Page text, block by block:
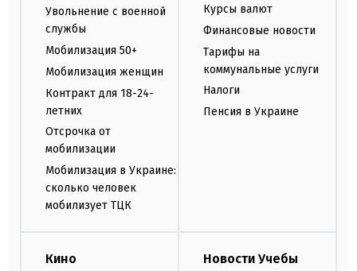
Увольнение с военной
службы
Мобилизация 50+
Мобилизация женщин
Контракт для 18-24-
летних
Отсрочка от
мобилизации
Мобилизация в Украине:
сколько человек
мобилизует ТЦК
Курсы валют
Финансовые новости
Тарифы на
коммунальные услуги
Налоги
Пенсия в Украине
Кино Новости Учебы